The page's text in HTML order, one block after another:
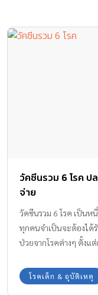
วัคซีนรวม 6 โรค ป
จ่าย
วัคซีนรวม 6 โรค เป็นห
ทุกคนจำเป็นจะต้องได้
ป่วยจากโรคต่างๆ ตั้งแ
ทีมงาน Amarin Baby
โรคเด็ก & อุบัติเหตุ